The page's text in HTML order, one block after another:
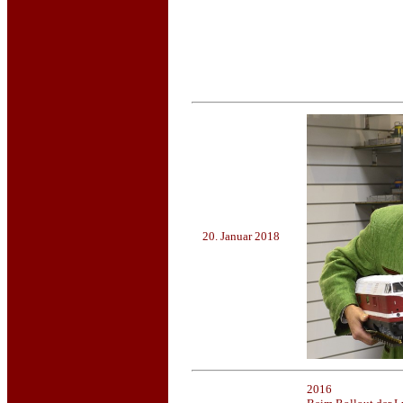
20. Januar 2018
2016